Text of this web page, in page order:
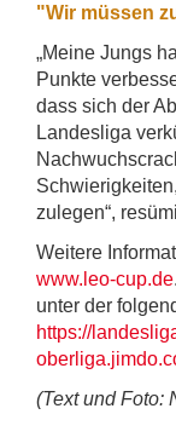
"Wir müssen
„Meine Jungs
Punkte
dass sich der
Landesliga
zulegen“,
Weitere
www.leo-cup.de
unter der
https://
(Text und Foto: